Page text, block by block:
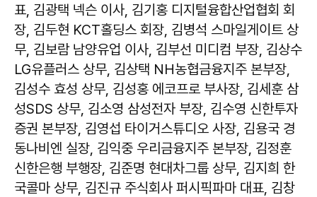
표, 김광택 넥슨 이사, 김기홍 디지털융합산업협회 회
장, 김두현 KCT홀딩스 회장, 김병석 스마일게이트 상
무, 김보람 남양유업 이사, 김부선 미디컴 부장, 김상수
LG유플러스 상무, 김상택 NH농협금융지주 본부장,
김성수 효성 상무, 김성홍 에코프로 부사장, 김세훈 삼
성SDS 상무, 김소영 삼성전자 부장, 김수영 신한투자
증권 본부장, 김영섭 타이거스튜디오 사장, 김용국 경
동나비엔 실장, 김익중 우리금융지주 본부장, 김정훈
신한은행 부행장, 김준명 현대차그룹 상무, 김지희 한
국콜마 상무, 김진규 주식회사 퍼시픽파마 대표, 김창